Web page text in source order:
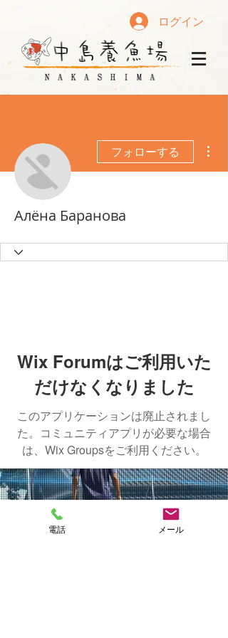
ログイン
フォローする
Алёна Баранова
Wix Forumはご利用いた
だけなくなりました
このアプリケーションは廃止されまし
た。コミュニティアプリが必要な場合
は、Wix Groupsをご利用ください。
NAKASHIMA
電話 メール